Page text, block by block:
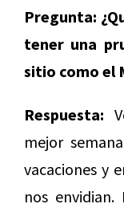
Pregunta:
tener una
sitio como el
Respuesta:
mejor
vacaciones y
nos